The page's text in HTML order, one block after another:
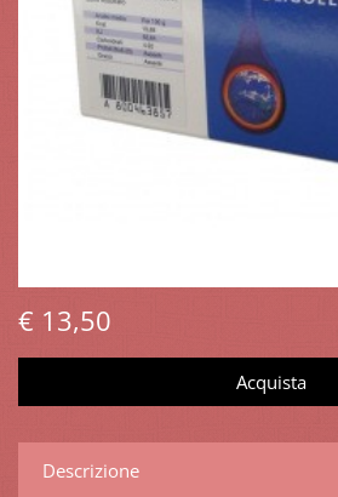
€ 13,50
Descrizione